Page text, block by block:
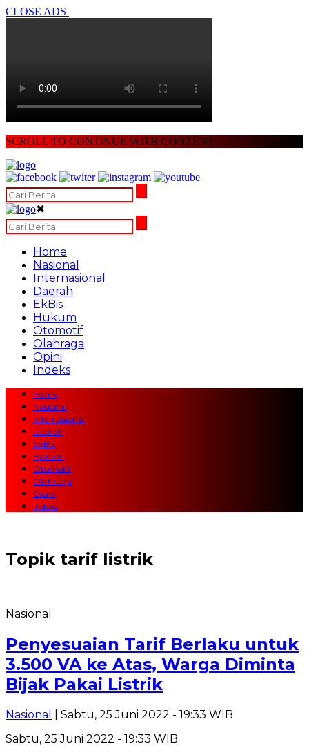
CLOSE ADS
SCROLL TO CONTINUE WITH CONTENT
✖
Home
Nasional
Internasional
Daerah
EkBis
Hukum
Otomotif
Olahraga
Opini
Indeks
Home
Nasional
Internasional
Daerah
EkBis
Hukum
Otomotif
Olahraga
Opini
Indeks
Topik tarif listrik
Nasional
Penyesuaian Tarif Berlaku untuk
3.500 VA ke Atas, Warga Diminta
Bijak Pakai Listrik
Nasional
| Sabtu, 25 Juni 2022 - 19:33 WIB
Sabtu, 25 Juni 2022 - 19:33 WIB